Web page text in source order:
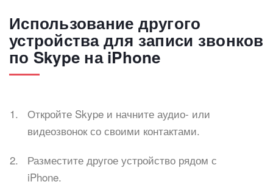
Использование другого
устройства для записи звонков
по Skype на iPhone
Откройте Skype и начните аудио- или
видеозвонок со своими контактами.
Разместите другое устройство рядом с
iPhone.